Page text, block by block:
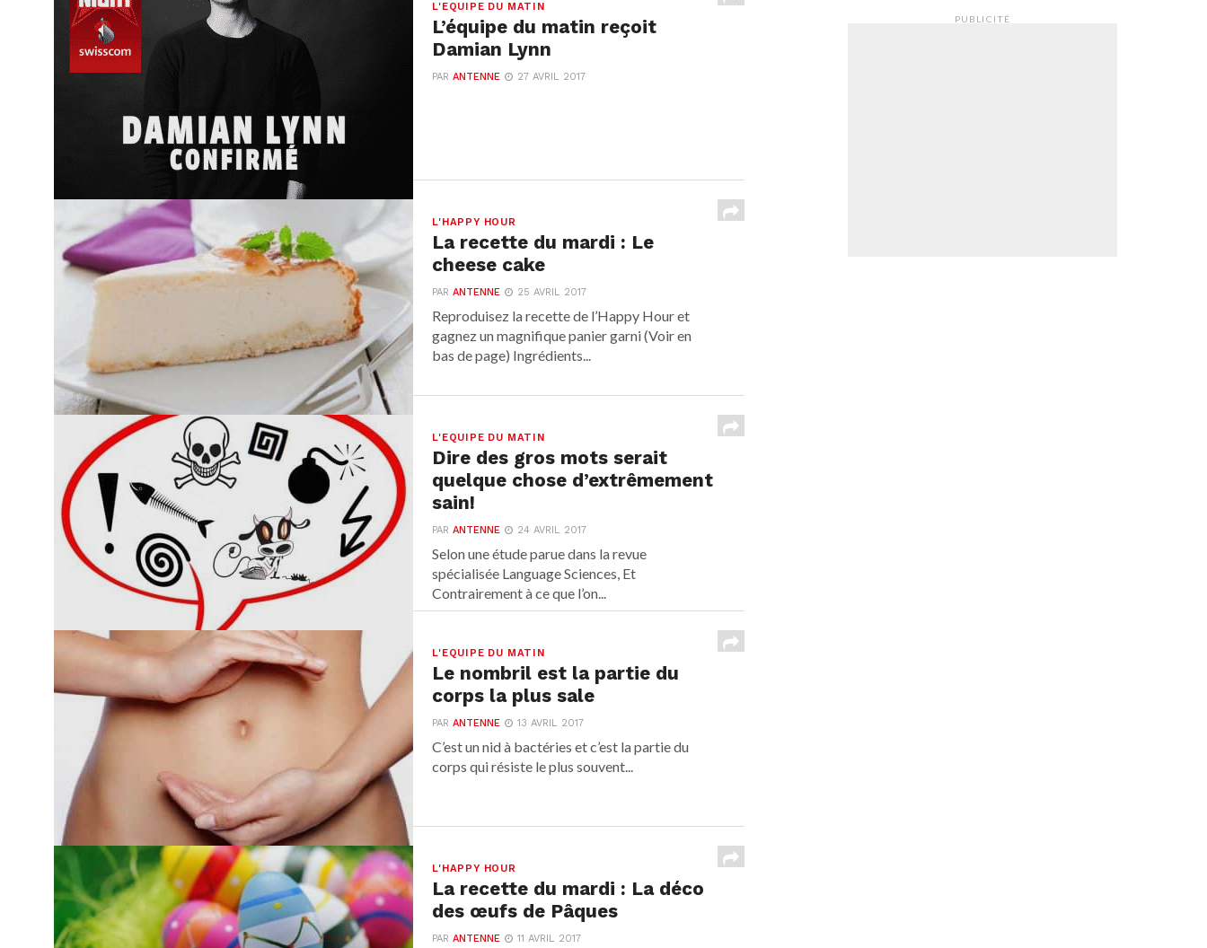
L'EQUIPE DU MATIN
L’équipe du matin reçoit
Damian Lynn
PARANTENNE 27 AVRIL 2017
L'HAPPY HOUR
La recette du mardi : Le
cheese cake
PARANTENNE 25 AVRIL 2017
Reproduisez la recette de l’Happy Hour et
gagnez un magnifique panier garni (Voir en
bas de page) Ingrédients...
L'EQUIPE DU MATIN
Dire des gros mots serait
quelque chose d’extrêmement
sain!
PARANTENNE 24 AVRIL 2017
Selon une étude parue dans la revue
spécialisée Language Sciences, Et
Contrairement à ce que l’on...
L'EQUIPE DU MATIN
Le nombril est la partie du
corps la plus sale
PARANTENNE 13 AVRIL 2017
C’est un nid à bactéries et c’est la partie du
corps qui résiste le plus souvent...
L'HAPPY HOUR
La recette du mardi : La déco
des œufs de Pâques
PARANTENNE 11 AVRIL 2017
PUBLICITÉ